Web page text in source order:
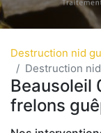
Destruction nid
Destruction
Beausoleil
frelons